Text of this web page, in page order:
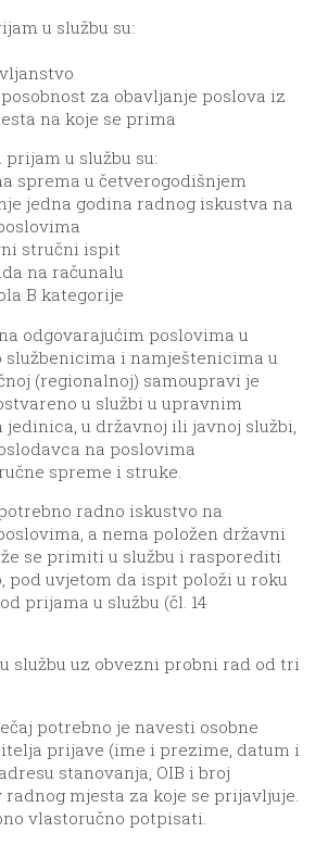
u službu su:
za obavljanje poslova iz
na koje se prima
u službu su:
sprema u četverogodišnjem
jedna godina radnog iskustva na
stručni ispit
na računalu
B kategorije
odgovarajućim poslovima u
službenicima i namještenicima u
(regionalnoj) samoupravi je
u službi u upravnim
u državnoj ili javnoj službi,
na poslovima
spreme i struke.
radno iskustvo na
a nema položen državni
se primiti u službu i rasporediti
pod uvjetom da ispit položi u roku
prijama u službu (čl. 14
službu uz obvezni probni rad od tri
potrebno je navesti osobne
prijave (ime i prezime, datum i
stanovanja, OIB i broj
mjesta za koje se prijavljuje.
vlastoručno potpisati.